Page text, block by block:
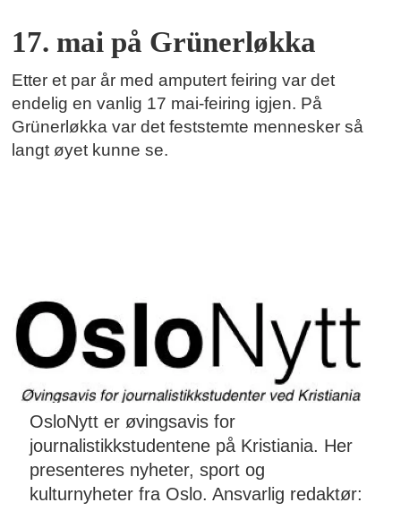
17. mai på Grünerløkka
Etter et par år med amputert feiring var det
endelig en vanlig 17 mai-feiring igjen. På
Grünerløkka var det feststemte mennesker så
langt øyet kunne se.
OsloNytt er øvingsavis for
journalistikkstudentene på Kristiania. Her
presenteres nyheter, sport og
kulturnyheter fra Oslo. Ansvarlig redaktør: